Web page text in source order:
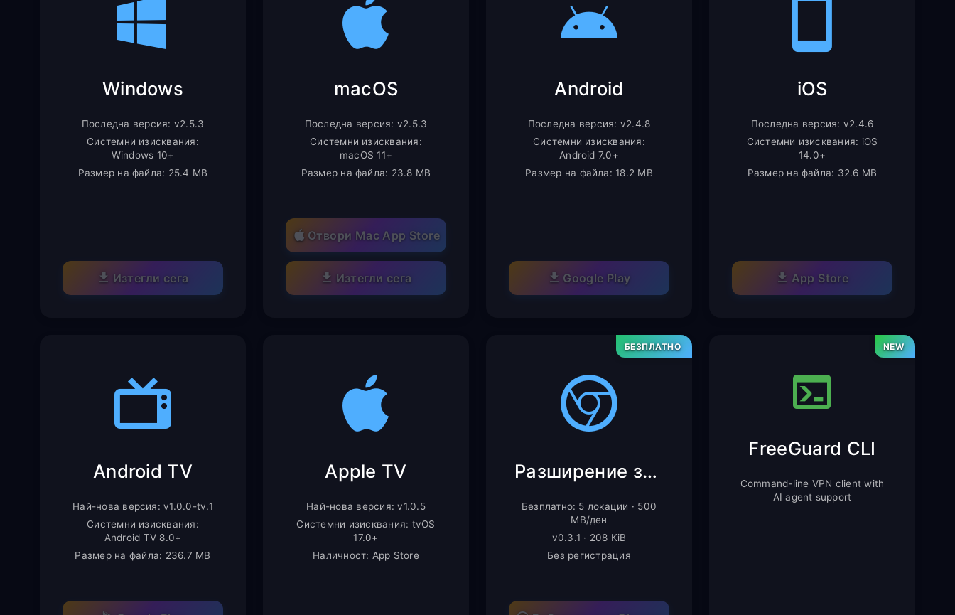
Windows
Последна версия: v2.5.3
Системни изисквания:
Windows 10+
Размер на файла: 25.4 MB
Изтегли сега
macOS
Последна версия: v2.5.3
Системни изисквания:
macOS 11+
Размер на файла: 23.8 MB
Отвори Mac App Store
Изтегли сега
Android
Последна версия: v2.4.8
Системни изисквания:
Android 7.0+
Размер на файла: 18.2 MB
Google Play
iOS
Последна версия: v2.4.6
Системни изисквания: iOS
14.0+
Размер на файла: 32.6 MB
App Store
Android TV
Най-нова версия: v1.0.0-tv.1
Системни изисквания:
Android TV 8.0+
Размер на файла: 236.7 MB
Apple TV
Най-нова версия: v1.0.5
Системни изисквания: tvOS
17.0+
Наличност: App Store
БЕЗПЛАТНО
Разширение за Chrome
Безплатно: 5 локации · 500
MB/ден
v0.3.1 · 208 KiB
Без регистрация
NEW
FreeGuard CLI
Command-line VPN client with
AI agent support